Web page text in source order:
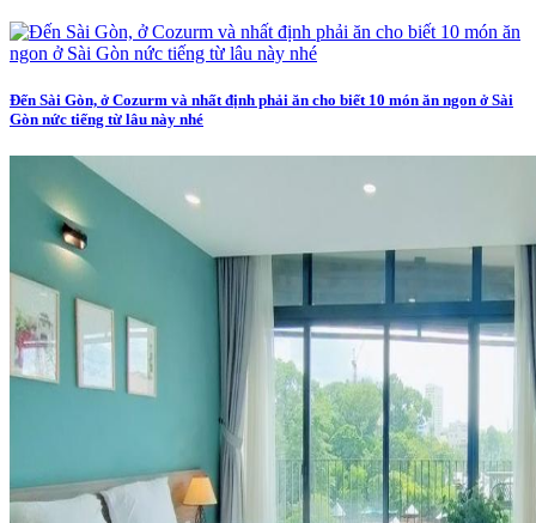
Đến Sài Gòn, ở Cozurm và nhất định phải ăn cho biết 10 món ăn ngon ở Sài
Gòn nức tiếng từ lâu này nhé